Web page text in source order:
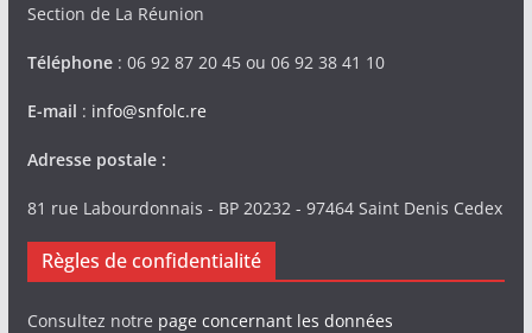
Section de La Réunion
Téléphone: 06 92 87 20 45 ou 06 92 38 41 10
E-mail : info@snfolc.re
Adresse postale :
81 rue Labourdonnais - BP 20232 - 97464 Saint Denis Cedex
Règles de confidentialité
Consultez notre page concernant les données